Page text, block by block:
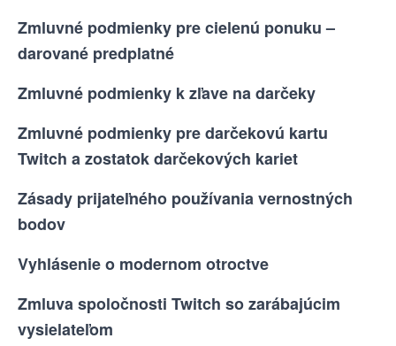
Zmluvné podmienky pre cielenú ponuku –
darované predplatné
Zmluvné podmienky k zľave na darčeky
Zmluvné podmienky pre darčekovú kartu
Twitch a zostatok darčekových kariet
Zásady prijateľného používania vernostných
bodov
Vyhlásenie o modernom otroctve
Zmluva spoločnosti Twitch so zarábajúcim
vysielateľom